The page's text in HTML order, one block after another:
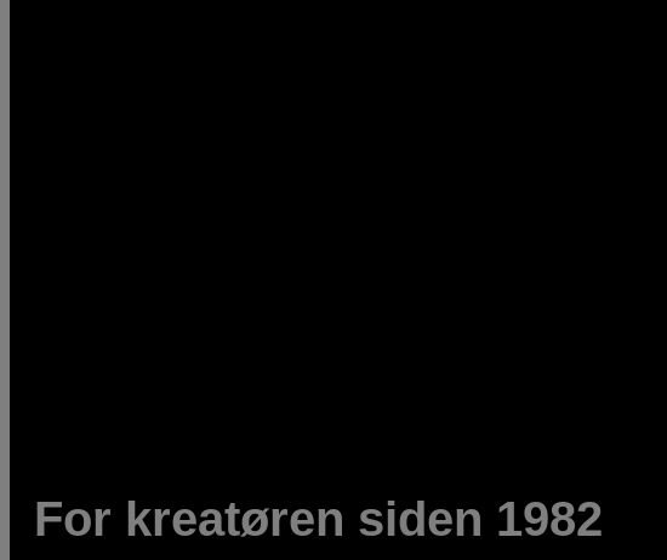
For kreatøren siden 1982